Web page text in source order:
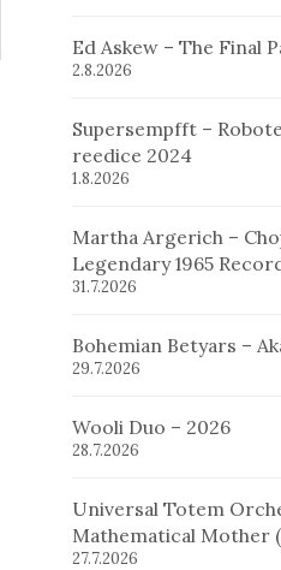
Ed Askew – The Final
2.8.2026
Supersempfft –
reedice 2024
1.8.2026
Martha Argerich –
Legendary 1965
31.7.2026
Bohemian Betyars –
29.7.2026
Wooli Duo – 2026
28.7.2026
Universal Totem
Mathematical Mother
27.7.2026